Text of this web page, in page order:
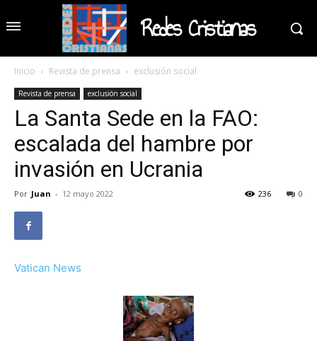
Redes Cristianas
Inicio Revista de prensa exclusión social
Revista de prensa exclusión social
La Santa Sede en la FAO:
escalada del hambre por
invasión en Ucrania
Por Juan - 12 mayo 2022 0
236
Vatican News